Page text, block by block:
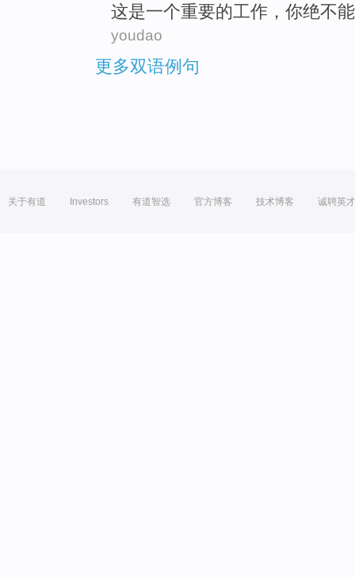
这是一个重要的工作 ， 你绝不能
youdao
更多双语例句
关于有道 Investors 有道智选 官方博客 技术博客 诚聘英才